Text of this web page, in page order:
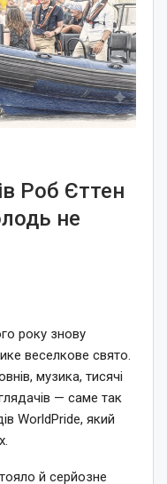
Роб Єттен
не
року знову
веселкове свято.
музика, тисячі
— саме так
WorldPride, який
й серйозне